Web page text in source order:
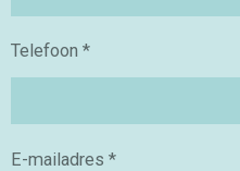
Telefoon *
E-mailadres *